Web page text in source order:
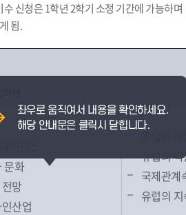
신청은 1학년 2학기 소정 기간에 가능하며
됨.
버넌스
문화
망
산업
유럽의
국제관계
유럽의